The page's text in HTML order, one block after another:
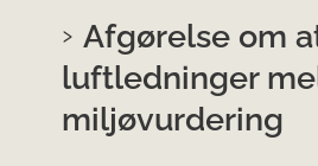
Afgørelse om
luftledninger
miljøvurdering